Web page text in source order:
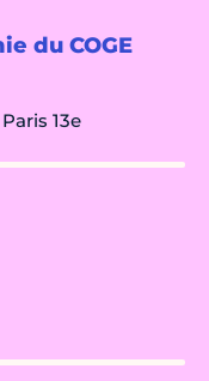
du COGE
13e